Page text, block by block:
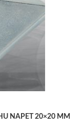
NAPET 20×20 MM